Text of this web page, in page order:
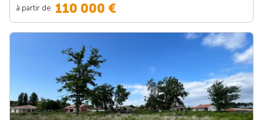
à partir de 110 000 €